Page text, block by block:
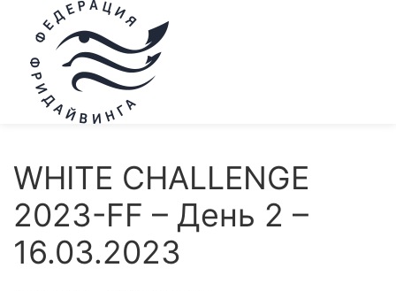
WHITE CHALLENGE
2023-FF – День 2 –
16.03.2023